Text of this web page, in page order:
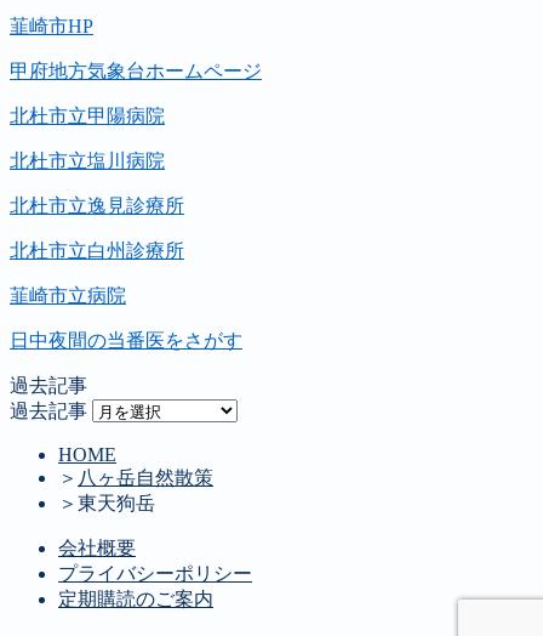
韮崎市HP
甲府地方気象台ホームページ
北杜市立甲陽病院
北杜市立塩川病院
北杜市立逸見診療所
北杜市立白州診療所
韮崎市立病院
日中夜間の当番医をさがす
過去記事
過去記事
HOME
＞ 八ヶ岳自然散策
＞ 東天狗岳
会社概要
プライバシーポリシー
定期購読のご案内